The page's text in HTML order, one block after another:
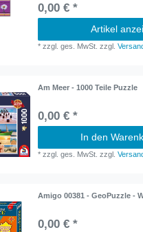
0,00 € *
Artikel
*zzgl. ges. MwSt. zzgl.
Am Meer - 1000 Teile Puzzle
0,00 € *
In den
*zzgl. ges. MwSt. zzgl.
Amigo 00381 - GeoPuzzle -
0,00 € *